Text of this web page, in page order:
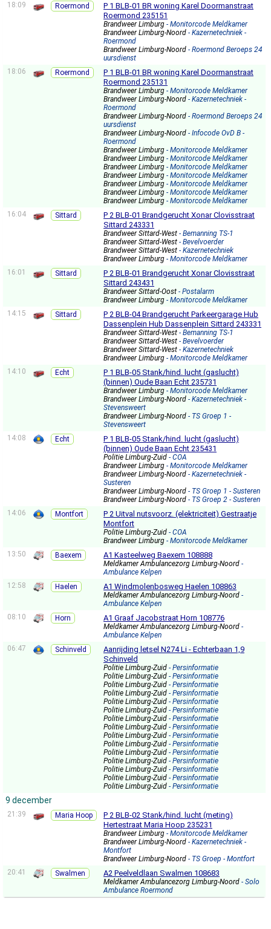
18:09
Roermond
P 1 BLB-01 BR woning Karel Doormanstraat
Roermond 235151
Brandweer Limburg - Monitorcode Meldkamer
Brandweer Limburg-Noord - Kazernetechniek -
Roermond
Brandweer Limburg-Noord - Roermond Beroeps 24
uursdienst
18:06
Roermond
P 1 BLB-01 BR woning Karel Doormanstraat
Roermond 235131
Brandweer Limburg - Monitorcode Meldkamer
Brandweer Limburg-Noord - Kazernetechniek -
Roermond
Brandweer Limburg-Noord - Roermond Beroeps 24
uursdienst
Brandweer Limburg-Noord - Infocode OvD B -
Roermond
Brandweer Limburg - Monitorcode Meldkamer
Brandweer Limburg - Monitorcode Meldkamer
Brandweer Limburg - Monitorcode Meldkamer
Brandweer Limburg - Monitorcode Meldkamer
Brandweer Limburg - Monitorcode Meldkamer
Brandweer Limburg - Monitorcode Meldkamer
Brandweer Limburg - Monitorcode Meldkamer
16:04
Sittard
P 2 BLB-01 Brandgerucht Xonar Clovisstraat
Sittard 243331
Brandweer Sittard-West - Bemanning TS-1
Brandweer Sittard-West - Bevelvoerder
Brandweer Sittard-West - Kazernetechniek
Brandweer Limburg - Monitorcode Meldkamer
16:01
Sittard
P 2 BLB-01 Brandgerucht Xonar Clovisstraat
Sittard 243431
Brandweer Sittard-Oost - Postalarm
Brandweer Limburg - Monitorcode Meldkamer
14:15
Sittard
P 2 BLB-04 Brandgerucht Parkeergarage Hub
Dassenplein Hub Dassenplein Sittard 243331
Brandweer Sittard-West - Bemanning TS-1
Brandweer Sittard-West - Bevelvoerder
Brandweer Sittard-West - Kazernetechniek
Brandweer Limburg - Monitorcode Meldkamer
14:10
Echt
P 1 BLB-05 Stank/hind. lucht (gaslucht)
(binnen) Oude Baan Echt 235731
Brandweer Limburg - Monitorcode Meldkamer
Brandweer Limburg-Noord - Kazernetechniek -
Stevensweert
Brandweer Limburg-Noord - TS Groep 1 -
Stevensweert
14:08
Echt
P 1 BLB-05 Stank/hind. lucht (gaslucht)
(binnen) Oude Baan Echt 235431
Politie Limburg-Zuid - COA
Brandweer Limburg - Monitorcode Meldkamer
Brandweer Limburg-Noord - Kazernetechniek -
Susteren
Brandweer Limburg-Noord - TS Groep 1 - Susteren
Brandweer Limburg-Noord - TS Groep 2 - Susteren
14:06
Montfort
P 2 Uitval nutsvoorz. (elektriciteit) Gestraatje
Montfort
Politie Limburg-Zuid - COA
Brandweer Limburg - Monitorcode Meldkamer
13:50
Baexem A1 Kasteelweg Baexem 108888
Meldkamer Ambulancezorg Limburg-Noord -
Ambulance Kelpen
12:58
Haelen A1 Windmolenbosweg Haelen 108863
Meldkamer Ambulancezorg Limburg-Noord -
Ambulance Kelpen
08:10
Horn A1 Graaf Jacobstraat Horn 108776
Meldkamer Ambulancezorg Limburg-Noord -
Ambulance Kelpen
06:47
Schinveld
Aanrijding letsel N274 Li - Echterbaan 1,9
Schinveld
Politie Limburg-Zuid - Persinformatie
Politie Limburg-Zuid - Persinformatie
Politie Limburg-Zuid - Persinformatie
Politie Limburg-Zuid - Persinformatie
Politie Limburg-Zuid - Persinformatie
Politie Limburg-Zuid - Persinformatie
Politie Limburg-Zuid - Persinformatie
Politie Limburg-Zuid - Persinformatie
Politie Limburg-Zuid - Persinformatie
Politie Limburg-Zuid - Persinformatie
Politie Limburg-Zuid - Persinformatie
Politie Limburg-Zuid - Persinformatie
Politie Limburg-Zuid - Persinformatie
Politie Limburg-Zuid - Persinformatie
Politie Limburg-Zuid - Persinformatie
9 december
21:39 Maria Hoop
P 2 BLB-02 Stank/hind. lucht (meting)
Hertestraat Maria Hoop 235231
Brandweer Limburg - Monitorcode Meldkamer
Brandweer Limburg-Noord - Kazernetechniek -
Montfort
Brandweer Limburg-Noord - TS Groep - Montfort
20:41
Swalmen A2 Peelveldlaan Swalmen 108683
Meldkamer Ambulancezorg Limburg-Noord - Solo
Ambulance Roermond